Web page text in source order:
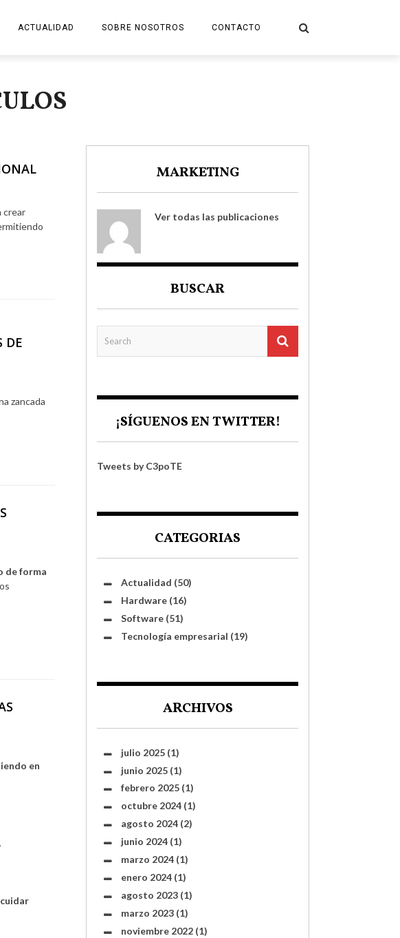
ACTUALIDAD
MÁSMÓVIL
OPINIONES SOBRE ELCA
SOBRE NOSOTROS CONTACTO
crear
DE
zancada
de forma
en
MARKETING
Ver todas las publicaciones
BUSCAR
¡SÍGUENOS EN TWITTER!
Tweets by C3poTE
CATEGORIAS
Actualidad (50)
Hardware (16)
Software (51)
Tecnología empresarial (19)
ARCHIVOS
julio 2025 (1)
junio 2025 (1)
febrero 2025 (1)
octubre 2024 (1)
agosto 2024 (2)
junio 2024 (1)
marzo 2024 (1)
enero 2024 (1)
agosto 2023 (1)
marzo 2023 (1)
noviembre 2022 (1)